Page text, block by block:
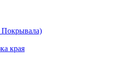
Покрывала)
края